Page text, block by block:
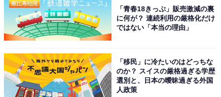
※掲載されている情報は記事公開時のものです。あらか
じめご了承ください。また、記事中の宿泊プランを予約
があります。
この記事の執筆者： All About ニュース お買
「青春18きっぷ」販売激減の裏
に何が？ 連続利用の厳格化だけ
ではない「本当の理由」
「移民」に冷たいのはどっちな
のか？ スイスの厳格過ぎる学歴
選別と、日本の曖昧過ぎる外国
人政策